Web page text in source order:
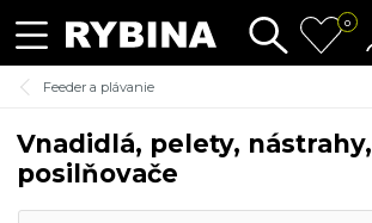
0
Feeder a plávanie
Vnadidlá, pelety, nástrahy,
posilňovače